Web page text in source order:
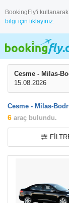
BookingFly'i
bilgi için tıklayınız.
Cesme - Milas-
15.08.2026
Cesme - Milas-
6 araç bulundu.